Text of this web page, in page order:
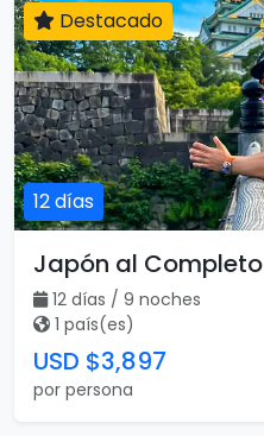
12 días
Destacado
Japón al Completo
12 días / 9 noches
1 país(es)
USD $3,897
por persona